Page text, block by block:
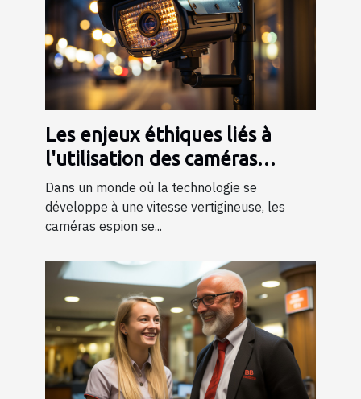
Les enjeux éthiques liés à
l'utilisation des caméras
espion dans la société
Dans un monde où la technologie se
développe à une vitesse vertigineuse, les
caméras espion se...